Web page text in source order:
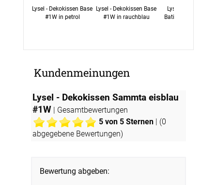
Lysel - Dekokissen Base
#1W in petrol
Lysel - Dekokissen Base
#1W in rauchblau
Lysel - Dekokissen
Batikstyle mint #1W
Kundenmeinungen
Lysel - Dekokissen Sammta eisblau
#1W | Gesamtbewertungen
5 von 5 Sternen | (0
abgegebene Bewertungen)
Bewertung abgeben: